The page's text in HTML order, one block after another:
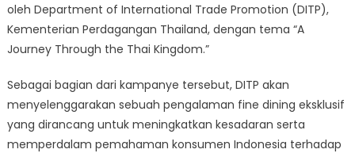
oleh Department of International Trade Promotion (DITP),
Kementerian Perdagangan Thailand, dengan tema “A
Journey Through the Thai Kingdom.”
Sebagai bagian dari kampanye tersebut, DITP akan
menyelenggarakan sebuah pengalaman fine dining eksklusif
yang dirancang untuk meningkatkan kesadaran serta
memperdalam pemahaman konsumen Indonesia terhadap